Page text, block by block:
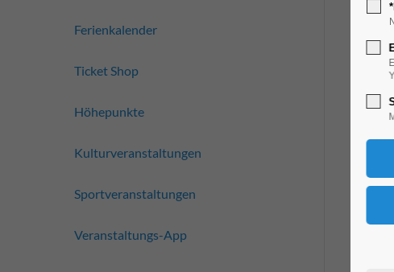
Ferienkalender
Ticket Shop
Höhepunkte
Kulturveranstaltungen
Sportveranstaltungen
Veranstaltungs-App